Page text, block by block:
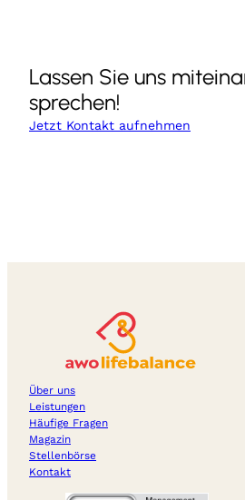
Lassen Sie uns
sprechen!
Jetzt Kontakt aufnehmen
Über uns
Leistungen
Häufige Fragen
Magazin
Stellenbörse
Kontakt